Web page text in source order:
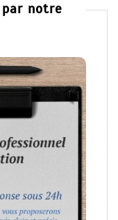
notre